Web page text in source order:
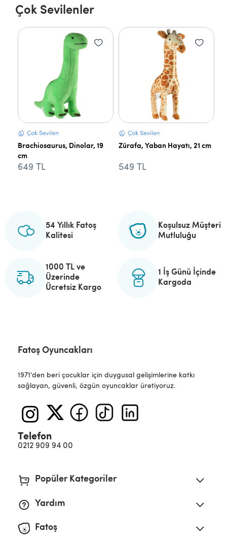
Çok Sevilenler
Brachiosaurus, Dinolar, 19
cm
649 TL
Zürafa, Yaban Hayatı, 21 cm
549 TL
54 Yıllık Fatoş
Kalitesi
Koşulsuz Müşteri
Mutluluğu
1000 TL ve
Üzerinde
Ücretsiz Kargo
1 İş Günü İçinde
Kargoda
Fatoş Oyuncakları
1971'den beri çocuklar için duygusal gelişimlerine katkı
sağlayan, güvenli, özgün oyuncaklar üretiyoruz.
Telefon
0212 909 94 00
Popüler Kategoriler
Yardım
Fatoş